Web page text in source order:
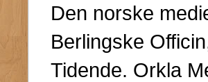
Den norske
Berlingske
Tidende. Orkla